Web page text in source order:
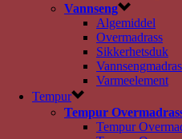
Vannseng
Algemiddel
Overmadrass
Sikkerhetsduk
Varmeelement
Tempur
Tempur
Tempur